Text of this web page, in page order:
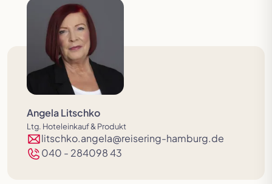
Angela Litschko
Ltg. Hoteleinkauf & Produkt
litschko.angela@reisering-hamburg.de
040 - 284098 43